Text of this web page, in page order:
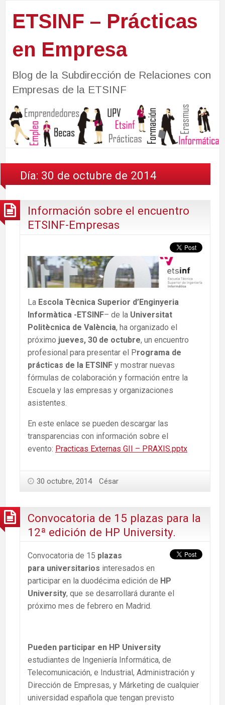
ETSINF – Prácticas
en Empresa
Blog de la Subdirección de Relaciones con
Empresas de la ETSINF
Día: 30 de octubre de 2014
Información sobre el encuentro
ETSINF-Empresas
La Escola Tècnica Superior d’Enginyeria
Informàtica -ETSINF– de la Universitat
Politècnica de València, ha organizado el
próximo jueves, 30 de octubre, un encuentro
profesional para presentar el Programa de
prácticas de la ETSINF y mostrar nuevas
fórmulas de colaboración y formación entre la
Escuela y las empresas y organizaciones
asistentes.
En este enlace se pueden descargar las
transparencias con información sobre el
evento: Practicas Externas GII – PRAXIS.pptx
30 octubre, 2014 César
Convocatoria de 15 plazas para la
12ª edición de HP University.
Convocatoria de 15 plazas
para universitarios interesados en
participar en la duodécima edición de HP
University, que se desarrollará durante el
próximo mes de febrero en Madrid.
Pueden participar en HP University
estudiantes de Ingeniería Informática, de
Telecomunicación, e Industrial, Administración y
Dirección de Empresas, y Márketing de cualquier
universidad española que tengan previsto